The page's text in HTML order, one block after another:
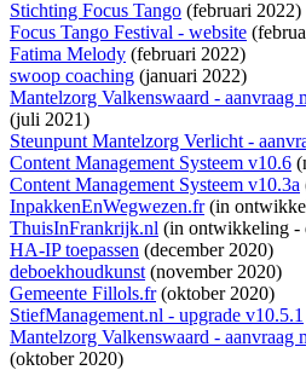
Stichting Focus Tango (februari 2022)
Focus Tango Festival - website
Fatima Melody (februari 2022)
swoop coaching (januari 2022)
Mantelzorg Valkenswaard - aanvraag
(juli 2021)
Steunpunt Mantelzorg Verlicht -
Content Management Systeem v10.6
Content Management Systeem v10.3a
InpakkenEnWegwezen.fr(in
ThuisInFrankrijk.nl (in ontwikkeling -
HA-IP toepassen (december 2020)
deboekhoudkunst(november 2020)
Gemeente Fillols.fr(oktober 2020)
StiefManagement.nl - upgrade v10.5.1
Mantelzorg Valkenswaard - aanvraag
(oktober 2020)